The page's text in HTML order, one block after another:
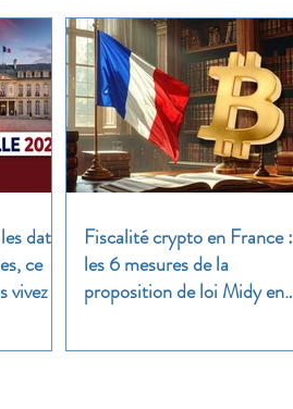
dates
ce
à
Fiscalité crypto en France :
les 6 mesures de la
proposition de loi Midy en